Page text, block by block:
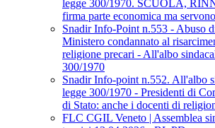
legge 300/1970. SCUOLA,
firma parte economica ma
Snadir Info-Point n.553 - Abuso
Ministero condannato al
religione precari - All'albo
300/1970
Snadir Info-point n.552. All'albo
legge 300/1970 - Presidenti di
di Stato: anche i docenti di
FLC CGIL Veneto | Assemblea